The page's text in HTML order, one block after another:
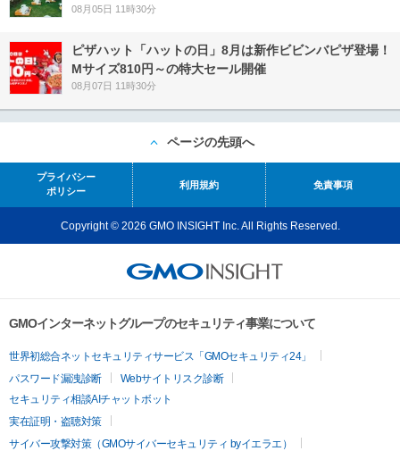
08月05日 11時30分
ピザハット「ハットの日」8月は新作ビビンバピザ登場！
Mサイズ810円～の特大セール開催
08月07日 11時30分
ページの先頭へ
プライバシー
ポリシー
利用規約 免責事項
Copyright © 2026 GMO INSIGHT Inc. All Rights Reserved.
GMOインターネットグループのセキュリティ事業について
世界初総合ネットセキュリティサービス「GMOセキュリティ24」
パスワード漏洩診断
Webサイトリスク診断
セキュリティ相談AIチャットボット
実在証明・盗聴対策
サイバー攻撃対策（GMOサイバーセキュリティ byイエラエ）